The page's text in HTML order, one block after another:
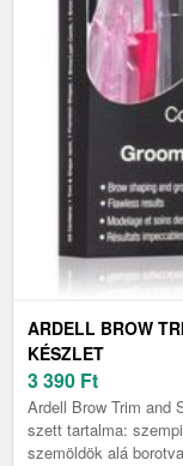
ARDELL BROW
KÉSZLET
3 390 Ft
Ardell Brow Trim and
szett tartalma:
szemöldök alá